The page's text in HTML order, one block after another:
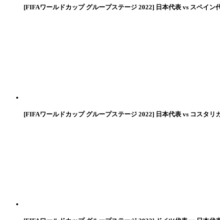
[FIFAワールドカップ グループステージ 2022] 日本代表 vs スペイン
[FIFAワールドカップ グループステージ 2022] 日本代表 vs コスタリ